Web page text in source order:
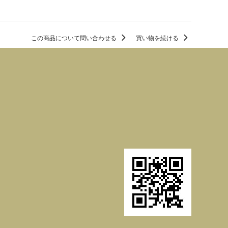
この商品について問い合わせる 買い物を続ける